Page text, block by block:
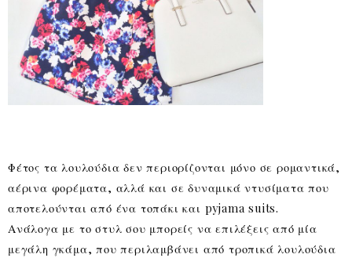
Φέτος τα λουλούδια δεν περιορίζονται μόνο σε ρομαντικά,
αέρινα φορέματα, αλλά και σε δυναμικά ντυσίματα που
αποτελούνται από ένα τοπάκι και pyjama suits.
Ανάλογα με το στυλ σου μπορείς να επιλέξεις από μία
μεγάλη γκάμα, που περιλαμβάνει από τροπικά λουλούδια